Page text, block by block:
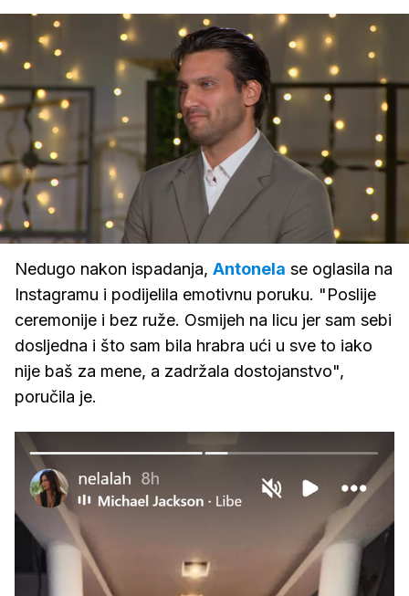
Upali
zvuk
/
Loaded
100.00%
Nedugo nakon ispadanja, Antonela se oglasila na
Instagramu i podijelila emotivnu poruku. "Poslije
ceremonije i bez ruže. Osmijeh na licu jer sam sebi
dosljedna i što sam bila hrabra ući u sve to iako
nije baš za mene, a zadržala dostojanstvo",
poručila je.